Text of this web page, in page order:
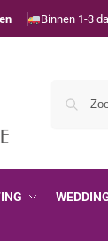
Binnen 1-3